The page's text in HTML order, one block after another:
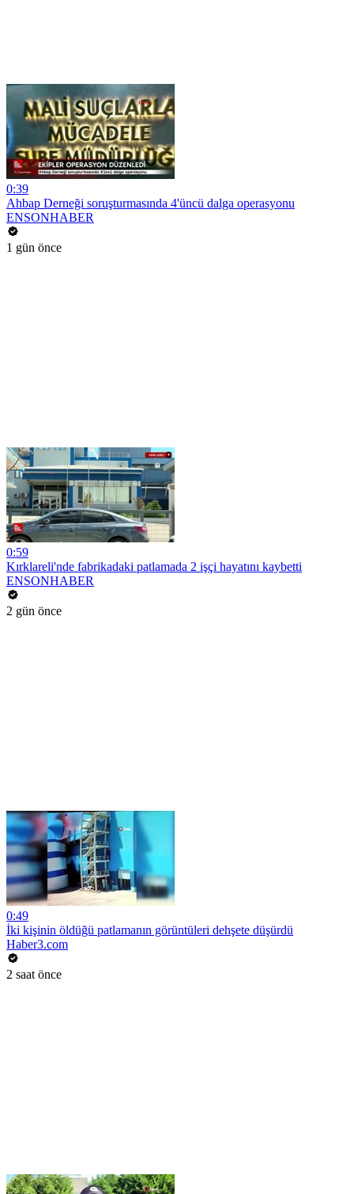
0:39
Ahbap Derneği soruşturmasında 4'üncü dalga operasyonu
ENSONHABER
1 gün önce
0:59
Kırklareli'nde fabrikadaki patlamada 2 işçi hayatını kaybetti
ENSONHABER
2 gün önce
0:49
İki kişinin öldüğü patlamanın görüntüleri dehşete düşürdü
Haber3.com
2 saat önce